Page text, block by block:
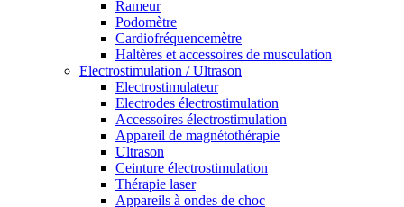
Rameur
Podomètre
Cardiofréquencemètre
Haltères et accessoires de musculation
Electrostimulation / Ultrason
Electrostimulateur
Electrodes électrostimulation
Accessoires électrostimulation
Appareil de magnétothérapie
Ultrason
Ceinture électrostimulation
Thérapie laser
Appareils à ondes de choc